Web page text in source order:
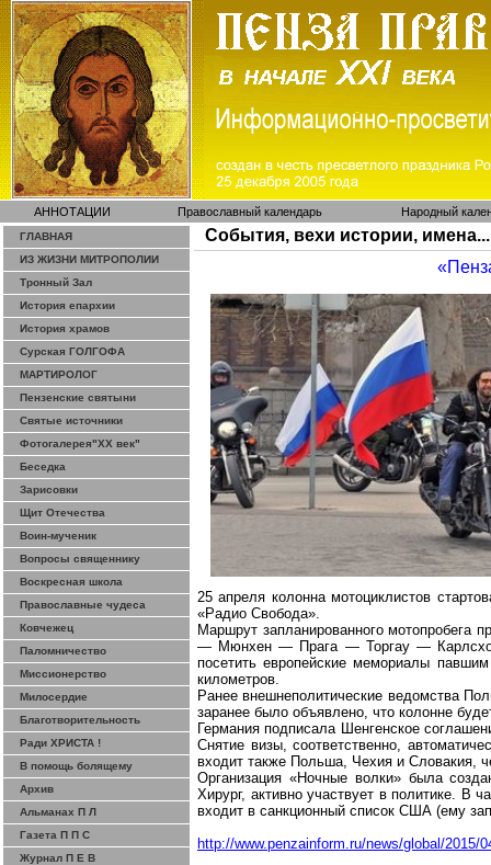
АННОТАЦИИ Православный календарь Народный
ГЛАВНАЯ
ИЗ ЖИЗНИ МИТРОПОЛИИ
Тронный Зал
История епархии
История храмов
Сурская ГОЛГОФА
МАРТИРОЛОГ
Пензенские святыни
Святые источники
Фотогалерея"ХХ век"
Беседка
Зарисовки
Щит Отечества
Воин-мученик
Вопросы священнику
Воскресная школа
Православные чудеса
Ковчежец
Паломничество
Миссионерство
Милосердие
Благотворительность
Ради ХРИСТА !
В помощь болящему
Архив
Альманах П Л
Газета П П С
Журнал П Е В
События, вехи истории, имена...
25 апреля колонна мотоциклистов
«Радио Свобода».
Маршрут запланированного
— Мюнхен — Прага — Торгау—
посетить европейские мемориалы
километров.
Ранее внешнеполитические ведомства
заранее было объявлено, что колонне
Германия подписала Шенгенское
Снятие визы, соответственно,
входит также Польша, Чехия и Словакия,
Организация «Ночные волки» была
Хирург, активно участвует в политике. В
входит в санкционный список США (ему
http://www.penzainform.ru/news/global/